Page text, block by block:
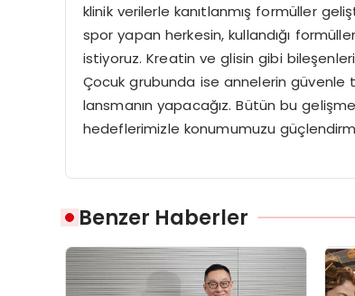
klinik verilerle kanıtlanmış formüller
spor yapan herkesin, kullandığı
istiyoruz. Kreatin ve glisin gibi
Çocuk grubunda ise annelerin
lansmanın yapacağız. Bütün bu
hedeflerimizle konumumuzu
Benzer Haberler